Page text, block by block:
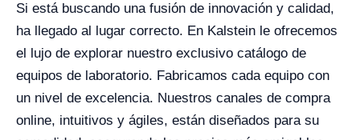
Si está buscando una fusión de innovación y calidad,
ha llegado al lugar correcto. En Kalstein le ofrecemos
el lujo de explorar nuestro exclusivo catálogo de
equipos de laboratorio. Fabricamos cada equipo con
un nivel de excelencia. Nuestros canales de compra
online, intuitivos y ágiles, están diseñados para su